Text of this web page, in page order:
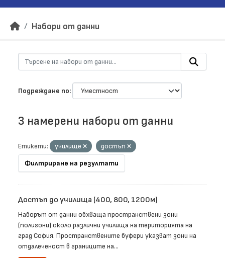
Набори от данни
Подреждане по
3 намерени набори от данни
Етикети: училище
достъп
Филтриране на резултати
Достъп до училища (400, 800, 1200м)
Наборът от данни обхваща пространствени зони
(полигони) около различни училища на територията на
град София. Пространствените буфери указват зони на
отдалеченост в границите на...